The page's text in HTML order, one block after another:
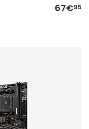
67€95